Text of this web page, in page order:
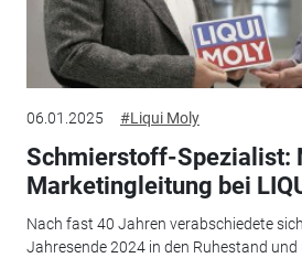
06.01.2025 #Liqui Moly
Schmierstoff-Spezialist:
Marketingleitung bei
Nach fast 40 Jahren verabschiedete
Jahresende 2024 in den Ruhestand